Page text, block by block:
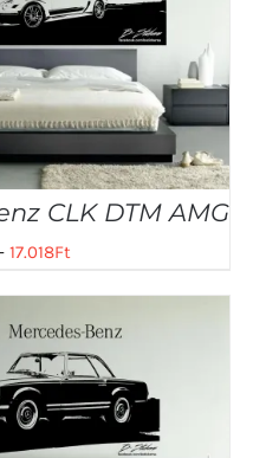
CLK DTM AMG
17.018Ft